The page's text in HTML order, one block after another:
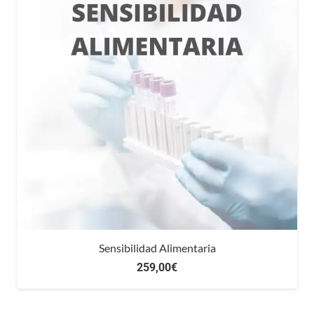
Sensibilidad Alimentaria
259,00€